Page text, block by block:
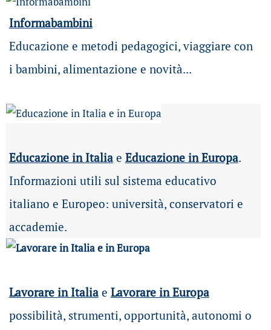
Informabambini
Educazione e metodi pedagogici, viaggiare con
i bambini, alimentazione e novità...
Educazione in Italiae Educazione in Europa.
Informazioni utili sul sistema educativo
italiano e Europeo: università, conservatori e
accademie.
Lavorare in Italia e Lavorare in Europa
possibilità, strumenti, opportunità, autonomi o